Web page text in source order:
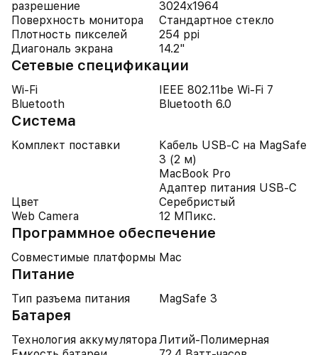
разрешение
3024x1964
Поверхность монитора
Стандартное стекло
Плотность пикселей
254 ppi
Диагональ экрана
14.2"
Cетевые спецификации
Wi-Fi
IEEE 802.11be Wi-Fi 7
Bluetooth
Bluetooth 6.0
Система
Комплект поставки
Кабель USB-C на MagSafe
3 (2 м)
MacBook Pro
Адаптер питания USB-C
Цвет
Серебристый
Web Camera
12 МПикс.
Программное обеспечение
Совместимые платформы Mac
Питание
Тип разъема питания MagSafe 3
Батарея
Технология аккумулятора Литий-Полимерная